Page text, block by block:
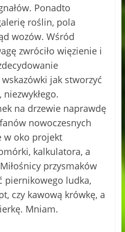
Ponadto
roślin, pola
wozów. Wśród
zwróciło więzienie i
jak stworzyć
na drzewie naprawdę
nowoczesnych
w oko projekt
kalkulatora, a
przysmaków
piernikowego ludka,
czy kawową krówkę, a
Mniam.